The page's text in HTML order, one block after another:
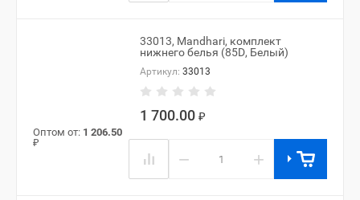
33013, Mandhari, комплект
нижнего белья (85D, Белый)
Артикул: 33013
1 700.00 ₽
Оптом от: 1 206.50
₽
− +